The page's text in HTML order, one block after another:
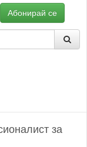
Абонирай се
за